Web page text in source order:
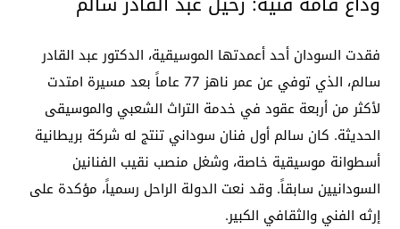
فقدت السودان أحد أعمدتها الموسيقية، الدكتور عبد القادر
سالم، الذي توفي عن عمر ناهز 77 عاماً بعد مسيرة امتدت
لأكثر من أربعة عقود في خدمة التراث الشعبي والموسيقى
الحديثة. كان سالم أول فنان سوداني تنتج له شركة بريطانية
أسطوانة موسيقية خاصة، وشغل منصب نقيب الفنانين
السودانيين سابقاً. وقد نعت الدولة الراحل رسمياً، مؤكدة على
إرثه الفني والثقافي الكبير.